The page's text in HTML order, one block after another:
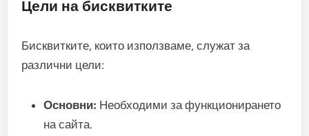
Цели на бисквитките
Бисквитките, които използваме, служат за
различни цели:
Основни: Необходими за функционирането
на сайта.